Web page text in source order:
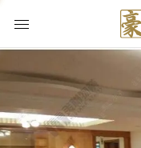
物业出售
物业出租